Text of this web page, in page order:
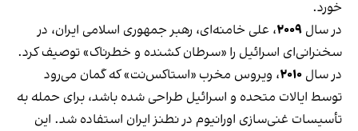
خورد.
در سال ۲۰۰۹، علی خامنه‌ای، رهبر جمهوری اسلامی ایران، در
سخنرانی‌ای اسرائیل را «سرطان کشنده و خطرناک» توصیف کرد.
در سال ۲۰۱۰، ویروس مخرب «استاکس‌نت» که گمان می‌رود
توسط ایالات متحده و اسرائیل طراحی شده باشد، برای حمله به
تأسیسات غنی‌سازی اورانیوم در نطنز ایران استفاده شد. این